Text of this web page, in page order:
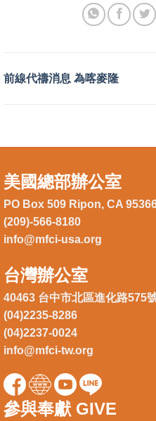
前線代禱消息 為喀麥隆
美國總部辦公室
PO Box 509 Ripon, CA
(209)-566-8180
info@mfci-usa.org
台灣辦公室
40463 台中市北區進化路575
(04)2235-8286
(04)2237-0024
info@mfci-tw.org
參與奉獻 GIVE